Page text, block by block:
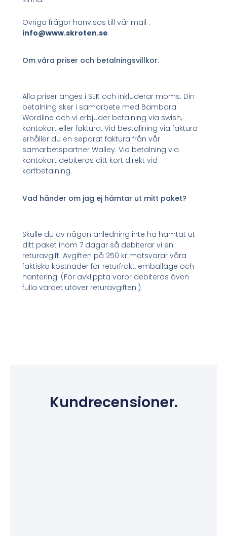
Övriga frågor hänvisas till vår mail :
info@www.skroten.se
Om våra priser och betalningsvillkor.
Alla priser anges i SEK och inkluderar moms. Din
betalning sker i samarbete med Bambora
Wordline och vi erbjuder betalning via swish,
kontokort eller faktura. Vid beställning via faktura
erhåller du en separat faktura från vår
samarbetspartner Walley. Vid betalning via
kontokort debiteras ditt kort direkt vid
kortbetalning.
Vad händer om jag ej hämtar ut mitt paket?
Skulle du av någon anledning inte ha hämtat ut
ditt paket inom 7 dagar så debiterar vi en
returavgift. Avgiften på 250 kr motsvarar våra
faktiska kostnader för returfrakt, emballage och
hantering. (För avklippta varor debiteras även
fulla värdet utöver returavgiften.)
Kundrecensioner.